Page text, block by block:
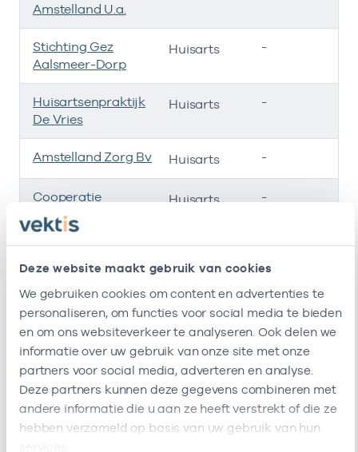
Deze website maakt gebruik van cookies
We gebruiken cookies om content en advertenties te
personaliseren, om functies voor social media te bieden
en om ons websiteverkeer te analyseren. Ook delen we
informatie over uw gebruik van onze site met onze
partners voor social media, adverteren en analyse.
Deze partners kunnen deze gegevens combineren met
andere informatie die u aan ze heeft verstrekt of die ze
hebben verzameld op basis van uw gebruik van hun
Ik ben werkzaam bij de volgende vestigingen
Amstelland U.a.
Stichting Gez
Aalsmeer-Dorp
Huisarts -
Huisartsenpraktijk
De Vries
Huisarts -
Amstelland Zorg Bv Huisarts -
Cooperatie
Amstellandzorg
U.a.
Huisarts -
Amstelland
Zorgpersoneel Bv
Huisarts -
Ik heb een arbeidsrelatie met
Naam Rol AGB-code
Stichting
Vrijgevestigd
21210077